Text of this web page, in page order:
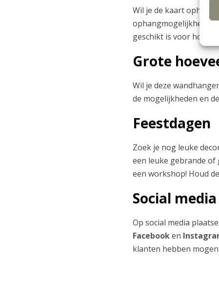
Wil je de kaart
ophangmogelijkheden
geschikt is voor hout,
Grote
Wil je deze
de mogelijkheden en
Feestdagen
Zoek je nog leuke
een leuke gebrande
een workshop! Houd
Social media
Op social media
Facebooken
klanten hebben